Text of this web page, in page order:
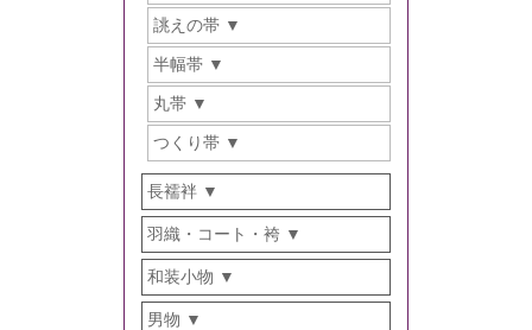
誂えの帯
半幅帯
丸帯
つくり帯
長襦袢
羽織・コート・袴
和装小物
男物